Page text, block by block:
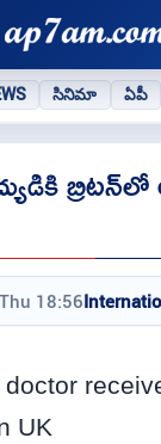
సినిమా ఏపీ
బ్రిటన్‌లో
18:56